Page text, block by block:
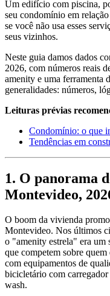
Um edifício com piscina,
seu condomínio em
se você não usa esses
seus vizinhos.
Neste guia damos dados
2026, com números reais
amenity e uma ferramenta
generalidades: números,
Leituras prévias
Condomínio: o que
Tendências em
1. O panorama
Montevideo,
O boom da vivienda
Montevideo. Nos últimos
o "amenity estrela" era um
que competem sobre
com equipamentos de
bicicletário com
wash.